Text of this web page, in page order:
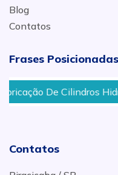
Blog
Contatos
Frases Posicionadas
Hidráulicos para
Contatos